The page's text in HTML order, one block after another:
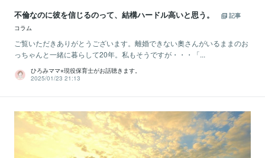
不倫なのに彼を信じるのって、結構ハードル高いと思う。
記事
コラム
ご覧いただきありがとうございます。離婚できない奧さんがいるままのお
っちゃんと一緒に暮らして20年。私もそうですが・・・「...
ひろみママ⭐︎現役保育士がお話聴きます。
2025/01/23 21:13